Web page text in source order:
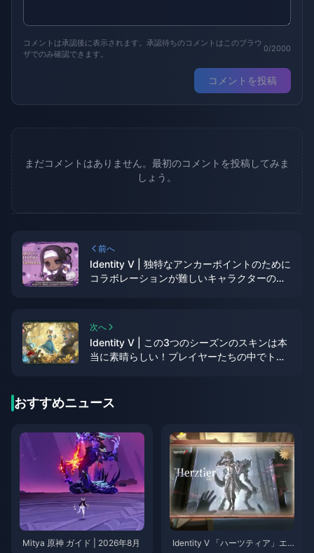
コメントは承認後に表示されます。承認待ちのコメントはこのブラウ
ザでのみ確認できます。
0/2000
コメントを投稿
まだコメントはありません。最初のコメントを投稿してみま
しょう。
前へ
Identity V | 独特なアンカーポイントのために
コラボレーションが難しいキャラクターの紹
次へ
Identity V | この3つのシーズンのスキンは本
当に素晴らしい！プレイヤーたちの中でトッ
おすすめニュース
Mitya 原神 ガイド | 2026年8月
Identity V 「ハーツティア」エ